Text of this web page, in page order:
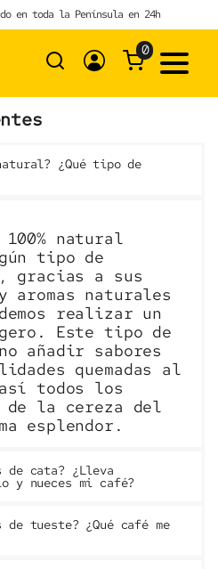
en toda la Península en 24h
0
¿Qué tipo de
natural
tipo de
gracias a sus
aromas naturales
realizar un
Este tipo de
añadir sabores
quemadas al
todos los
de la cereza del
esplendor.
de cata? ¿Lleva
y nueces mi café?
tueste? ¿Qué café me